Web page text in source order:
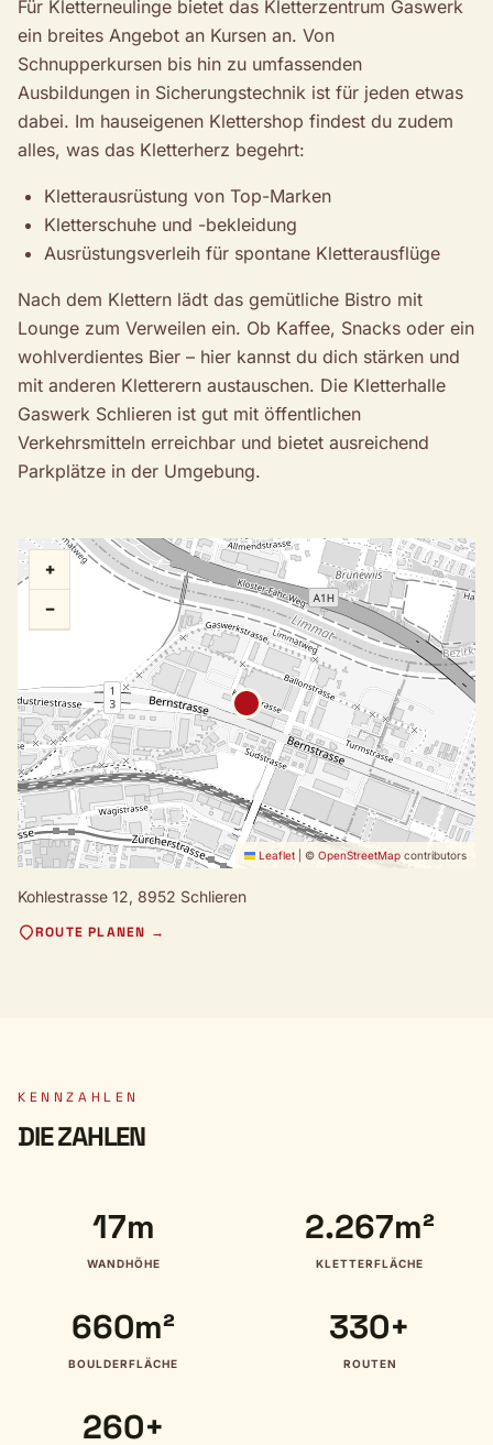
Für Kletterneulinge bietet das Kletterzentrum Gaswerk
ein breites Angebot an Kursen an. Von
Schnupperkursen bis hin zu umfassenden
Ausbildungen in Sicherungstechnik ist für jeden etwas
dabei. Im hauseigenen Klettershop findest du zudem
alles, was das Kletterherz begehrt:
Kletterausrüstung von Top-Marken
Kletterschuhe und -bekleidung
Ausrüstungsverleih für spontane Kletterausflüge
Nach dem Klettern lädt das gemütliche Bistro mit
Lounge zum Verweilen ein. Ob Kaffee, Snacks oder ein
wohlverdientes Bier – hier kannst du dich stärken und
mit anderen Kletterern austauschen. Die Kletterhalle
Gaswerk Schlieren ist gut mit öffentlichen
Verkehrsmitteln erreichbar und bietet ausreichend
Parkplätze in der Umgebung.
+
−
Leaflet © OpenStreetMap contributors
Kohlestrasse 12, 8952 Schlieren
ROUTE PLANEN →
KENNZAHLEN
DIE ZAHLEN
17m
WANDHÖHE
2.267m²
KLETTERFLÄCHE
660m²
BOULDERFLÄCHE
330+
ROUTEN
260+